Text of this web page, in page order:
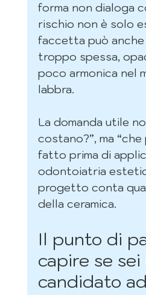
forma non dialoga
rischio non è solo
faccetta può anche
troppo spessa,
poco armonica nel
labbra.
La domanda utile
costano?”, ma
fatto prima di
odontoiatria
progetto conta
della ceramica.
Il punto di
capire se sei
candidato